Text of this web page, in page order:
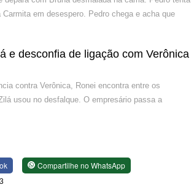
em desespero. Pedro chega e acha que
e desconfia de ligação com Verônica
contra Verônica, Ronei encontra entre os
usou no desfalque. O empresário passa a
Compartilhe no WhatsApp